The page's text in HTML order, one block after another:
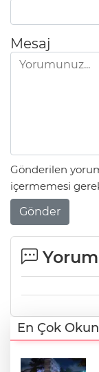
Mesaj
Gönderilen
içermemesi
Gönder
En Çok